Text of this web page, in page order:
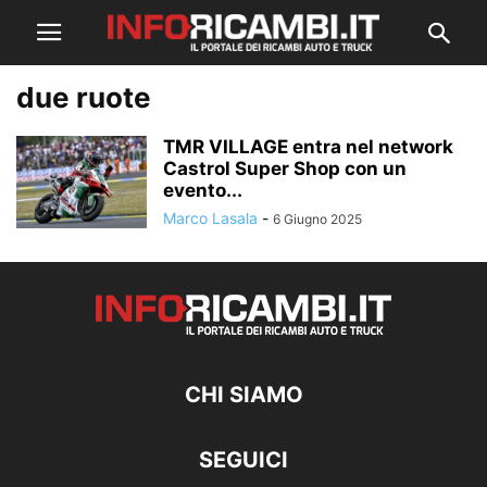
due ruote
TMR VILLAGE entra nel network
Castrol Super Shop con un
evento...
Marco Lasala - 6 Giugno 2025
CHI SIAMO
SEGUICI